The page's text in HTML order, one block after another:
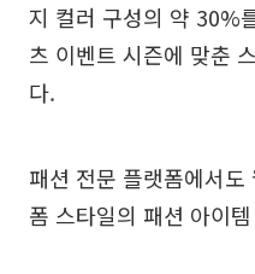
지 컬러 구성의 약 30%
츠 이벤트 시즌에 맞춘
다.
패션 전문 플랫폼에서
폼 스타일의 패션 아이